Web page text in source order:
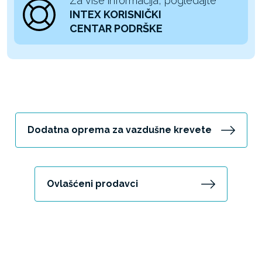
INTEX KORISNIČKI
CENTAR PODRŠKE
Dodatna oprema za vazdušne krevete
Ovlašćeni prodavci